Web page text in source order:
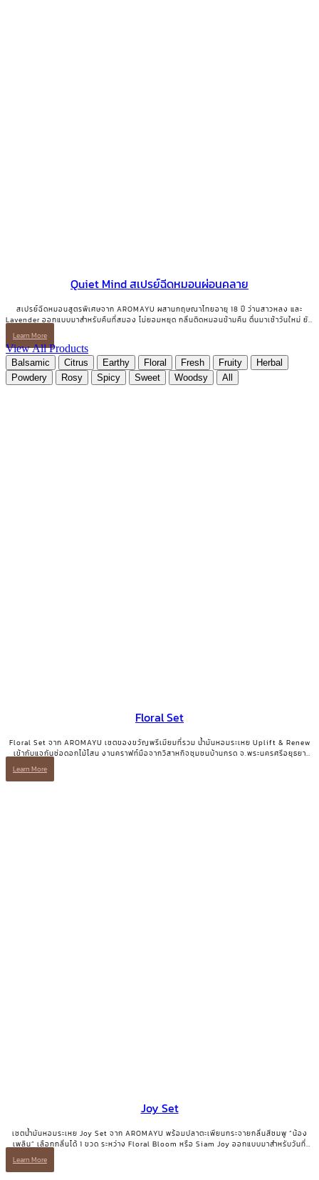
Quiet Mind สเปรย์ฉีดหมอนผ่อนคลาย
สเปรย์ฉีดหมอนสูตรพิเศษจาก AROMAYU ผสานกฤษณาไทยอายุ 18 ปี ว่านสาวหลง และ
Lavender ออกแบบมาสำหรับคืนที่สมอง ไม่ยอมหยุด กลิ่นติดหมอนข้ามคืน ตื่นมาเช้าวันใหม่ ยัง
Learn More
View All Products
Balsamic Citrus Earthy Floral Fresh Fruity
Herbal
Powdery
Rosy Spicy Sweet Woodsy All
Floral Set
Floral Set จาก AROMAYU เซตของขวัญพรีเมียมที่รวม น้ำมันหอมระเหย Uplift & Renew
เข้ากับแจกันช่อดอกไม้โสน งานคราฟท์มือจากวิสาหกิจชุมชนบ้านกรด จ.พระนครศรีอยุธยา
Learn More
Joy Set
เซตน้ำมันหอมระเหย Joy Set จาก AROMAYU พร้อมปลาตะเพียนกระจายกลิ่นสีชมพู “น้อง
เพลิน” เลือกกลิ่นได้ 1 ขวด ระหว่าง Floral Bloom หรือ Siam Joy ออกแบบมาสำหรับวันที่
Learn More